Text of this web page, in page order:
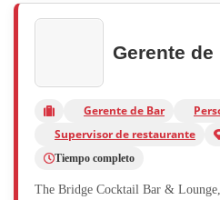
Gerente de
Gerente de Bar
Supervisor de restaurante
Tiempo completo
The Bridge Cocktail Bar &